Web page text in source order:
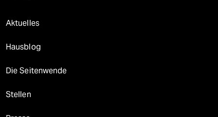
Aktuelles
Hausblog
Die Seitenwende
Stellen